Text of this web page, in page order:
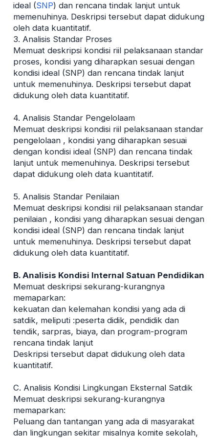
ideal (SNP) dan rencana tindak lanjut untuk
memenuhinya. Deskripsi tersebut dapat didukung
oleh data kuantitatif.
3. Analisis Standar Proses
Memuat deskripsi kondisi riil pelaksanaan standar
proses, kondisi yang diharapkan sesuai dengan
kondisi ideal (SNP) dan rencana tindak lanjut
untuk memenuhinya. Deskripsi tersebut dapat
didukung oleh data kuantitatif.
4. Analisis Standar Pengelolaam
Memuat deskripsi kondisi riil pelaksanaan standar
pengelolaan , kondisi yang diharapkan sesuai
dengan kondisi ideal (SNP) dan rencana tindak
lanjut untuk memenuhinya. Deskripsi tersebut
dapat didukung oleh data kuantitatif.
5. Analisis Standar Penilaian
Memuat deskripsi kondisi riil pelaksanaan standar
penilaian , kondisi yang diharapkan sesuai dengan
kondisi ideal (SNP) dan rencana tindak lanjut
untuk memenuhinya. Deskripsi tersebut dapat
didukung oleh data kuantitatif.
B. Analisis Kondisi Internal Satuan Pendidikan
Memuat deskripsi sekurang-kurangnya
memaparkan:
kekuatan dan kelemahan kondisi yang ada di
satdik, meliputi :peserta didik, pendidik dan
tendik, sarpras, biaya, dan program-program
rencana tindak lanjut
Deskripsi tersebut dapat didukung oleh data
kuantitatif.
C. Analisis Kondisi Lingkungan Eksternal Satdik
Memuat deskripsi sekurang-kurangnya
memaparkan:
Peluang dan tantangan yang ada di masyarakat
dan lingkungan sekitar misalnya komite sekolah,